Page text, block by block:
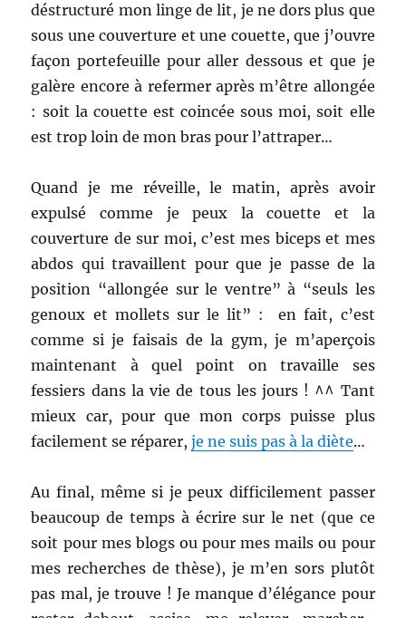
déstructuré mon linge de lit, je ne dors plus que
sous une couverture et une couette, que j’ouvre
façon portefeuille pour aller dessous et que je
galère encore à refermer après m’être allongée
: soit la couette est coincée sous moi, soit elle
est trop loin de mon bras pour l’attraper…
Quand je me réveille, le matin, après avoir
expulsé comme je peux la couette et la
couverture de sur moi, c’est mes biceps et mes
abdos qui travaillent pour que je passe de la
position “allongée sur le ventre” à “seuls les
genoux et mollets sur le lit” : en fait, c’est
comme si je faisais de la gym, je m’aperçois
maintenant à quel point on travaille ses
fessiers dans la vie de tous les jours ! ^^ Tant
mieux car, pour que mon corps puisse plus
facilement se réparer,je ne suis pas à la diète…
Au final, même si je peux difficilement passer
beaucoup de temps à écrire sur le net (que ce
soit pour mes blogs ou pour mes mails ou pour
mes recherches de thèse), je m’en sors plutôt
pas mal, je trouve ! Je manque d’élégance pour